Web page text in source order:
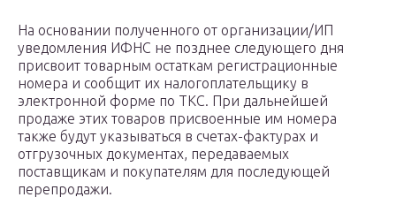
На основании полученного от организации/ИП
уведомления ИФНС не позднее следующего дня
присвоит товарным остаткам регистрационные
номера и сообщит их налогоплательщику в
электронной форме по ТКС. При дальнейшей
продаже этих товаров присвоенные им номера
также будут указываться в счетах-фактурах и
отгрузочных документах, передаваемых
поставщикам и покупателям для последующей
перепродажи.